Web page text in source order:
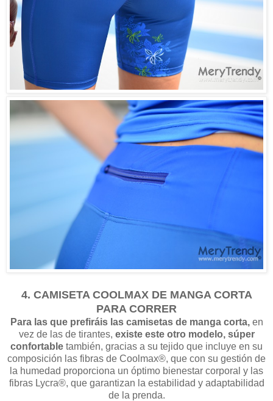
4. CAMISETA COOLMAX DE MANGA CORTA
PARA CORRER
Para las que prefiráis las camisetas de manga corta,en
vez de las de tirantes, existe este otro modelo, súper
confortable también, gracias a su tejido que incluye en su
composición las fibras de Coolmax®, que con su gestión de
la humedad proporciona un óptimo bienestar corporal y las
fibras Lycra®, que garantizan la estabilidad y adaptabilidad
de la prenda.